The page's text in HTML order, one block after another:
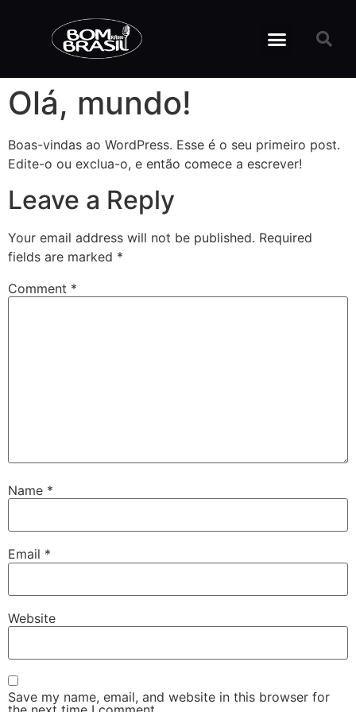
Olá, mundo!
Boas-vindas ao WordPress. Esse é o seu primeiro post.
Edite-o ou exclua-o, e então comece a escrever!
Leave a Reply
Your email address will not be published. Required
fields are marked *
Comment *
Name *
Email *
Website
Save my name, email, and website in this browser for